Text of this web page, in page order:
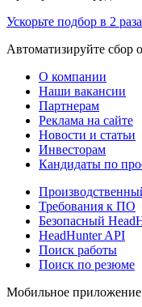
Ускорьте подбор в 2
Автоматизируйте сбор
О компании
Наши вакансии
Партнерам
Реклама на сайте
Новости и статьи
Инвесторам
Кандидаты по
Требования к ПО
Безопасный
HeadHunter API
Поиск работы
Поиск по резюме
Мобильное приложение